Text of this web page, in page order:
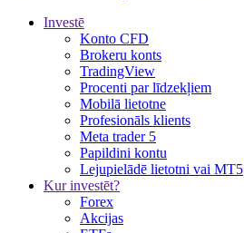
Investē
Konto CFD
Brokeru konts
TradingView
Procenti par līdzekļiem
Mobilā lietotne
Profesionāls klients
Meta trader 5
Papildini kontu
Lejupielādē lietotni vai MT5
Kur investēt?
Forex
Akcijas